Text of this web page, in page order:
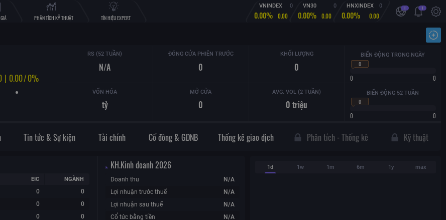
PHÂN TÍCH KỸ THUẬT TÍN HIỆU EXPERT
VNINDEX 0
0.00% 0.00
VN30 0
0.00% 0.00
HNXINDEX 0
0.00% 0.00
i i
| 0.00/0%
RS (52 TUẦN)
N/A
ĐÓNG CỬA PHIÊN TRƯỚC
0
KHỐI LƯỢNG
0
BIẾN ĐỘNG TRONG NGÀY
0
0 0
VỐN HÓA
tỷ
MỞ CỬA
0
AVG. VOL (2 TUẦN)
0 triệu
BIẾN ĐỘNG 52 TUẦN
0
0
0
Tin tức & Sự kiện Tài chính Cổ đông & GDNB Thống kê giao dịch Phân tích - Thống kê Kỹ thuật
EIC NGÀNH
0
0
0
0
0
0
KH.Kinh doanh2026
Doanh thu
N/A
Lợi nhuận trước thuế
N/A
Lợi nhuận sau thuế
N/A
Cổ tức bằng tiền
N/A
1d 1w 1m 6m 1y max